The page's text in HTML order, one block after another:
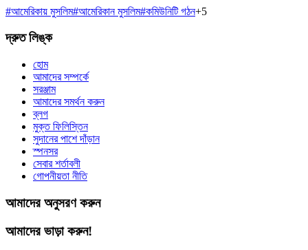
#আমেরিকায় মুসলিম#আমেরিকান মুসলিম#কমিউনিটি গঠন+5
দ্রুত লিঙ্ক
হোম
আমাদের সম্পর্কে
সরঞ্জাম
আমাদের সমর্থন করুন
ব্লগ
মুক্ত ফিলিস্তিন
সুদানের পাশে দাঁড়ান
স্পনসর
সেবার শর্তাবলী
গোপনীয়তা নীতি
আমাদের অনুসরণ করুন
আমাদের ভাড়া করুন!